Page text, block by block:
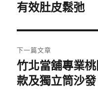
導
覽
一
文
章:
有效肚皮鬆弛
下一篇文章
下
一
竹北當舖專業
款及獨立筒沙發